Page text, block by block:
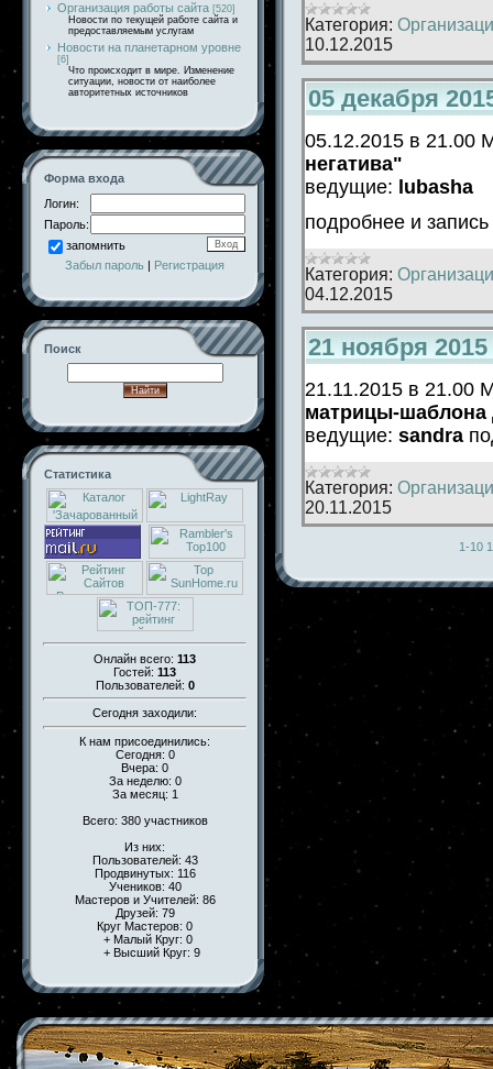
Организация работы сайта [520]
Новости по текущей работе сайта и
предоставляемым услугам
Новости на планетарном уровне
[6]
Что происходит в мире. Изменение
ситуации, новости от наиболее
авторитетных источников
Форма входа
Логин:
Пароль:
запомнить
Забыл пароль | Регистрация
Поиск
Статистика
Онлайн всего: 113
Гостей: 113
Пользователей: 0
Сегодня заходили:
К нам присоединились:
Сегодня: 0
Вчера: 0
За неделю: 0
За месяц: 1
Всего: 380 участников
Из них:
Пользователей: 43
Продвинутых: 116
Учеников: 40
Мастеров и Учителей: 86
Друзей: 79
Круг Мастеров: 0
+ Малый Круг: 0
+ Высший Круг: 9
Категория:
10.12.2015
05 декабря
05.12.2015 в 21.00
негатива"
ведущие: lubasha
подробнее и
Категория:
04.12.2015
21 ноября
21.11.2015 в 21.00
матрицы-
ведущие: sandra
Категория:
20.11.2015
1-10